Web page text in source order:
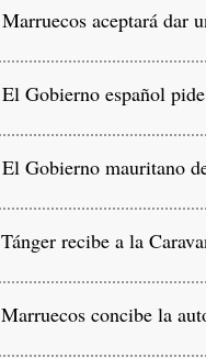
Marruecos aceptará dar
El Gobierno español
El Gobierno mauritano
Tánger recibe a la
Marruecos concibe la